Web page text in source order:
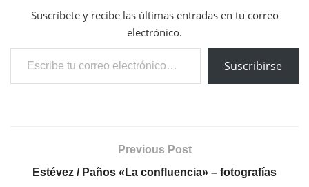
Suscríbete y recibe las últimas entradas en tu correo
electrónico.
Escribe tu correo electrónico…
Suscribirse
Previous Post
Estévez / Paños «La confluencia» – fotografías